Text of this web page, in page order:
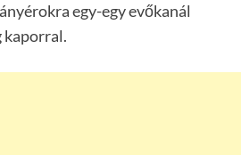
egy-egy evőkanál
kaporral.